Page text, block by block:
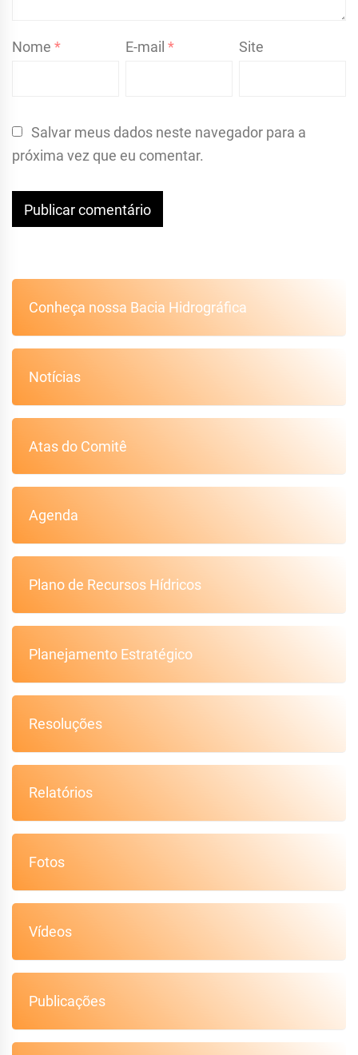
Nome * E-mail* Site
Salvar meus dados neste navegador para a
próxima vez que eu comentar.
Conheça nossa Bacia Hidrográfica
Notícias
Atas do Comitê
Agenda
Plano de Recursos Hídricos
Planejamento Estratégico
Resoluções
Relatórios
Fotos
Vídeos
Publicações